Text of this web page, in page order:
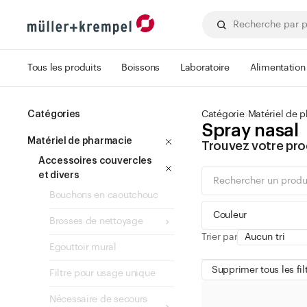
Tous les produits Boissons Laboratoire Alimentation
Catégories
Matériel de pharmacie
Accessoires couvercles
et divers
Bouchons en caoutchouc
Brosses de nettoyage
Egouttoir mural
Filtre pour usage unique
Nécessaire de secours
Catégorie Matériel de
Spray nasal
Trouvez votre
Couleur
Trier par
Supprimer tous les